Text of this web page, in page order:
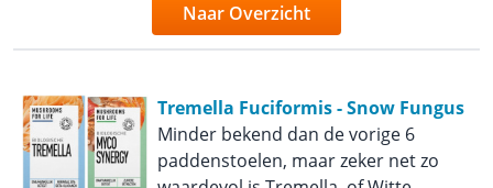
Naar Overzicht
Tremella Fuciformis - Snow Fungus
Minder bekend dan de vorige 6
paddenstoelen, maar zeker net zo